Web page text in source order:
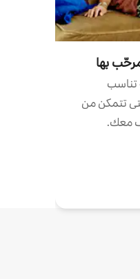
مرحّب بها
تناسب
تتمكن من
معك.